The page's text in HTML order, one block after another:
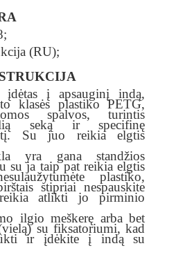
(RU);
į apsauginį indą,
klasės plastiko PETG,
spalvos, turintis
seką ir specifinę
Su juo reikia elgtis
yra gana standžios
su ja taip pat reikia elgtis
plastiko,
stipriai nespauskite
atlikti jo pirminio
ilgio meškerę arba bet
su fiksatoriumi, kad
ir įdėkite į indą su